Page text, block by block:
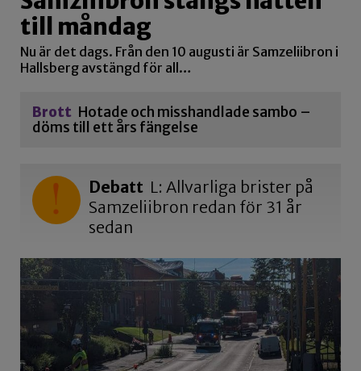
till måndag
Nu är det dags. Från den 10 augusti är Samzeliibron i
Hallsberg avstängd för all…
Brott Hotade och misshandlade sambo –
döms till ett års fängelse
Debatt L: Allvarliga brister på
Samzeliibron redan för 31 år
sedan